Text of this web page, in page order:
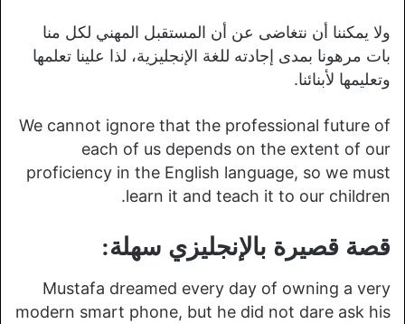
ولا يمكننا أن نتغاضى عن أن المستقبل المهني لكل منا
بات مرهونا بمدى إجادته للغة الإنجليزية، لذا علينا تعلمها
وتعليمها لأبنائنا.
We cannot ignore that the professional future of
each of us depends on the extent of our
proficiency in the English language, so we must
learn it and teach it to our children.
قصة قصيرة بالإنجليزي سهلة:
Mustafa dreamed every day of owning a very
modern smart phone, but he did not dare ask his